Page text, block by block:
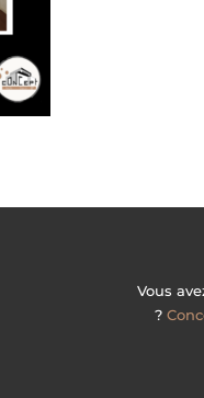
Vous
?